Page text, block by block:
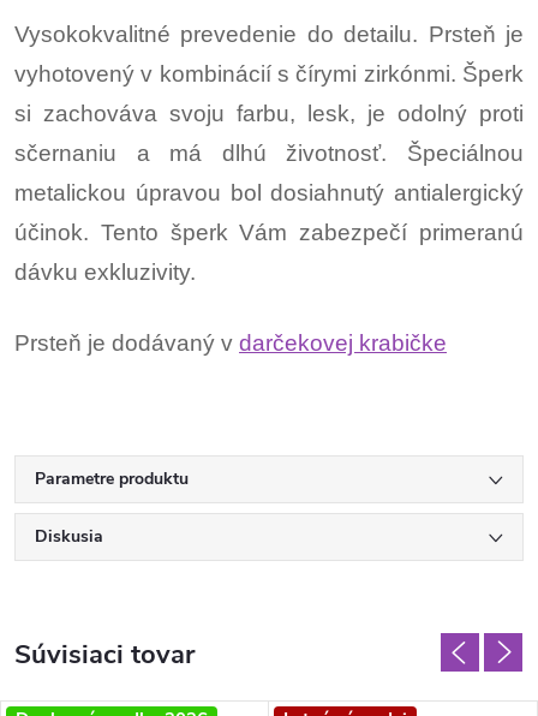
Vysokokvalitné prevedenie do detailu. Prsteň je
vyhotovený v kombinácií s čírymi zirkónmi. Šperk
si zachováva svoju farbu, lesk, je odolný proti
sčernaniu a má dlhú životnosť. Špeciálnou
metalickou úpravou bol dosiahnutý antialergický
účinok. Tento šperk Vám zabezpečí primeranú
dávku exkluzivity.
Prsteň je dodávaný v darčekovej krabičke
Parametre produktu
Diskusia
Súvisiaci tovar